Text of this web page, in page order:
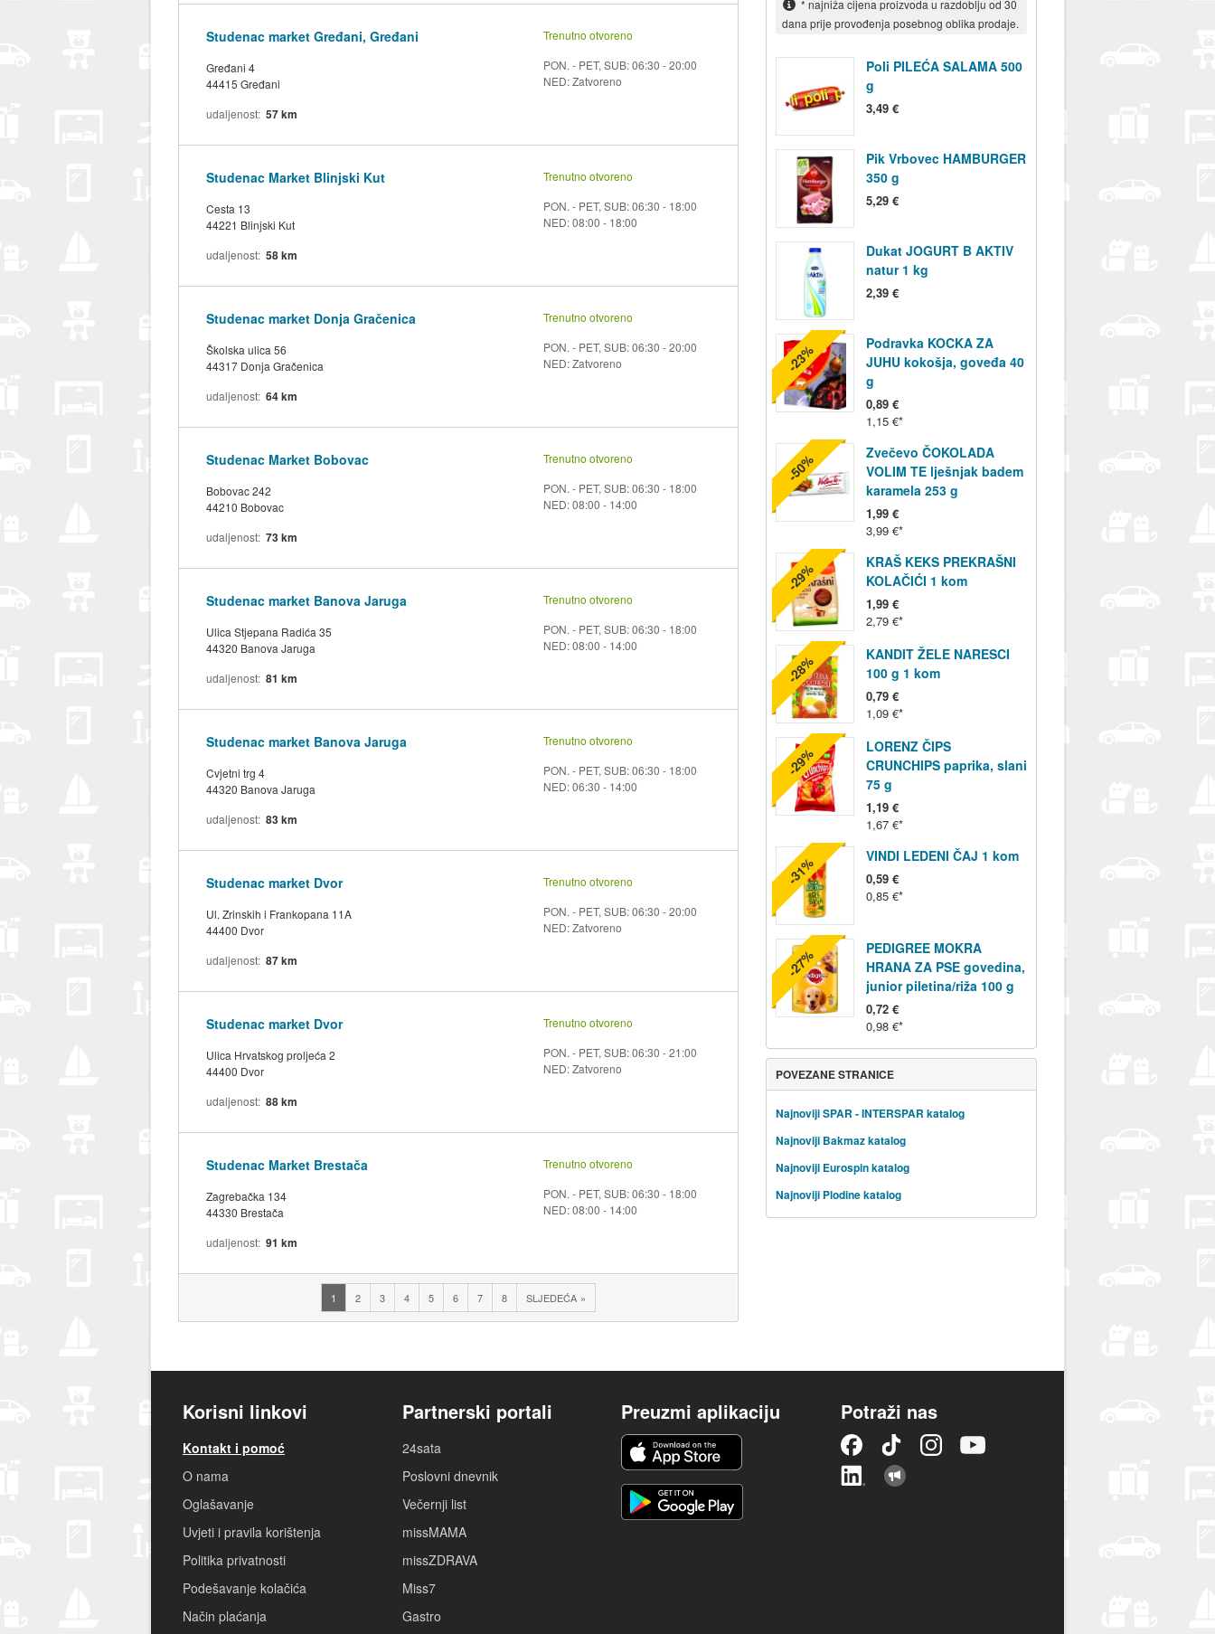
Studenac market Gređani, Gređani
Gređani 4
44415 Gređani
Trenutno otvoreno
PON. - PET, SUB: 06:30 - 20:00
NED: Zatvoreno
udaljenost 57 km
Studenac Market Blinjski Kut
Cesta 13
44221 Blinjski Kut
Trenutno otvoreno
PON. - PET, SUB: 06:30 - 18:00
NED: 08:00 - 18:00
udaljenost 58 km
Studenac market Donja Gračenica
Školska ulica 56
44317 Donja Gračenica
Trenutno otvoreno
PON. - PET, SUB: 06:30 - 20:00
NED: Zatvoreno
udaljenost 64 km
Studenac Market Bobovac
Bobovac 242
44210 Bobovac
Trenutno otvoreno
PON. - PET, SUB: 06:30 - 18:00
NED: 08:00 - 14:00
udaljenost 73 km
Studenac market Banova Jaruga
Ulica Stjepana Radića 35
44320 Banova Jaruga
Trenutno otvoreno
PON. - PET, SUB: 06:30 - 18:00
NED: 08:00 - 14:00
udaljenost 81 km
Studenac market Banova Jaruga
Cvjetni trg 4
44320 Banova Jaruga
Trenutno otvoreno
PON. - PET, SUB: 06:30 - 18:00
NED: 06:30 - 14:00
udaljenost 83 km
Studenac market Dvor
Ul. Zrinskih i Frankopana 11A
44400 Dvor
Trenutno otvoreno
PON. - PET, SUB: 06:30 - 20:00
NED: Zatvoreno
udaljenost 87 km
Studenac market Dvor
Ulica Hrvatskog proljeća 2
44400 Dvor
Trenutno otvoreno
PON. - PET, SUB: 06:30 - 21:00
NED: Zatvoreno
udaljenost 88 km
Studenac Market Brestača
Zagrebačka 134
44330 Brestača
Trenutno otvoreno
PON. - PET, SUB: 06:30 - 18:00
NED: 08:00 - 14:00
udaljenost 91 km
1 2 3 4 5 6 7 8 SLJEDEĆA
* najniža cijena proizvoda u razdoblju od 30
dana prije provođenja posebnog oblika prodaje.
Poli PILEĆA SALAMA 500
g
3,49 €
Pik Vrbovec HAMBURGER
350 g
5,29 €
Dukat JOGURT B AKTIV
natur 1 kg
2,39 €
Podravka KOCKA ZA
JUHU kokošja, goveđa 40
g
0,89 €
1,15 €
-23%
Zvečevo ČOKOLADA
VOLIM TE lješnjak badem
karamela 253 g
1,99 €
3,99 €
-50%
KRAŠ KEKS PREKRAŠNI
KOLAČIĆI 1 kom
1,99 €
2,79 €
-29%
KANDIT ŽELE NARESCI
100 g 1 kom
0,79 €
1,09 €
-28%
LORENZ ČIPS
CRUNCHIPS paprika, slani
75 g
1,19 €
1,67 €
-29%
VINDI LEDENI ČAJ 1 kom
0,59 €
0,85 €
-31%
PEDIGREE MOKRA
HRANA ZA PSE govedina,
junior piletina/riža 100 g
0,72 €
0,98 €
-27%
POVEZANE STRANICE
Najnoviji SPAR - INTERSPAR katalog
Najnoviji Bakmaz katalog
Najnoviji Eurospin katalog
Najnoviji Plodine katalog
Korisni linkovi
Kontakt i pomoć
O nama
Oglašavanje
Uvjeti i pravila korištenja
Politika privatnosti
Podešavanje kolačića
Način plaćanja
Partnerski portali
24sata
Poslovni dnevnik
Večernji list
missMAMA
missZDRAVA
Miss7
Gastro
Preuzmi aplikaciju Potraži nas